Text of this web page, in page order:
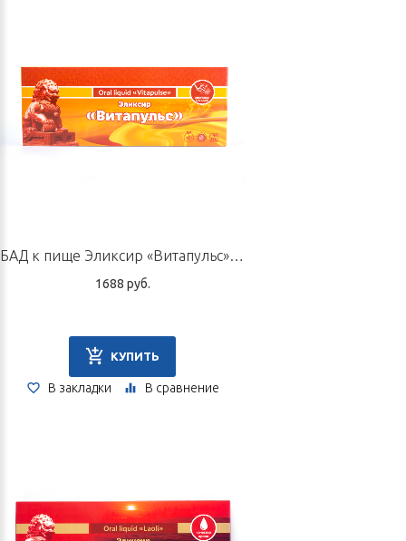
БАД к пище Эликсир «Витапульс», 12 флаконов по 10 мл
1688 руб.
КУПИТЬ
В закладки В сравнение